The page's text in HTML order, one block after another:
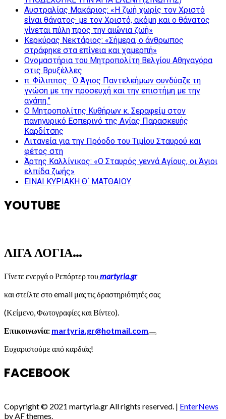
Αυστραλίας Μακάριος: «Η ζωή χωρίς τον Χριστό
είναι θάνατος· με τον Χριστό, ακόμη και ο θάνατος
γίνεται πύλη προς την αιώνια ζωή»
Κερκύρας Νεκτάριος: «Σήμερα, ο άνθρωπος
στράφηκε στα επίγεια και χαμερπή»
Ονομαστήρια του Μητροπολίτη Βελγίου Αθηναγόρα
στις Βρυξέλλες
π. Φίλιππος : Ό Άγιος Παντελεήμων συνδύαζε τη
γνώση με την προσευχή και την επιστήμη με την
αγάπη.”
Ο Μητροπολίτης Κυθήρων κ. Σεραφείμ στον
πανηγυρικό Εσπερινό της Αγίας Παρασκευής
Καρδίτσης
Λιτανεία για την Πρόοδο του Τιμίου Σταυρού και
φέτος στη
Άρτης Καλλίνικος: «Ο Σταυρός γεννά Αγίους, οι Άγιοι
ελπίδα ζωής»
ΕΙΝΑΙ ΚΥΡΙΑΚΗ Θ΄ ΜΑΤΘΑΙΟΥ
YOUTUBE
ΛΙΓΑ ΛΟΓΙΑ…
Γίνετε ενεργά ο Ρεπόρτερ τουmartyria.gr
και στείλτε στο email μας τις δραστηριότητές σας
(Κείμενο, Φωτογραφίες και Βίντεο).
Επικοινωνία: martyria.gr@hotmail.com
Ευχαριστούμε από καρδιάς!
FACEBOOK
Copyright © 2021 martyria.gr All rights reserved. | EnterNews
by AF themes.